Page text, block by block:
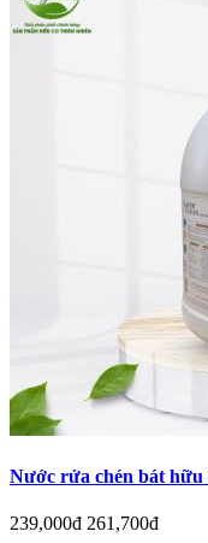
Nước rửa chén bát
239,000đ 261,700đ